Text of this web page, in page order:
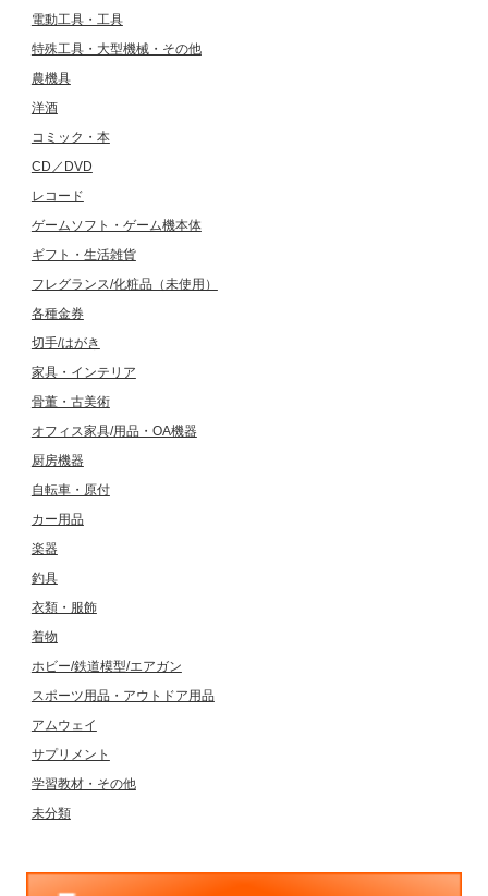
電動工具・工具
特殊工具・大型機械・その他
農機具
洋酒
コミック・本
CD／DVD
レコード
ゲームソフト・ゲーム機本体
ギフト・生活雑貨
フレグランス/化粧品（未使用）
各種金券
切手/はがき
家具・インテリア
骨董・古美術
オフィス家具/用品・OA機器
厨房機器
自転車・原付
カー用品
楽器
釣具
衣類・服飾
着物
ホビー/鉄道模型/エアガン
スポーツ用品・アウトドア用品
アムウェイ
サプリメント
学習教材・その他
未分類